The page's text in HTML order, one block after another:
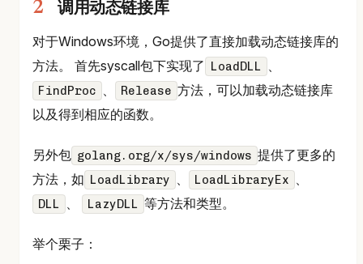
调用动态链接库
对于Windows环境，Go提供了直接加载动态链接库的
方法。 首先syscall包下实现了 LoadDLL 、
FindProc 、 Release 方法，可以加载动态链接库
以及得到相应的函数。
另外包 golang.org/x/sys/windows 提供了更多的
方法，如 LoadLibrary 、 LoadLibraryEx 、
DLL 、 LazyDLL 等方法和类型。
举个栗子：